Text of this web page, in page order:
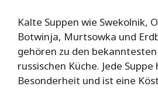
Kalte Suppen wie Swekolnik,
Botwinja, Murtsowka und
gehören zu den
russischen Küche. Jede
Besonderheit und ist eine